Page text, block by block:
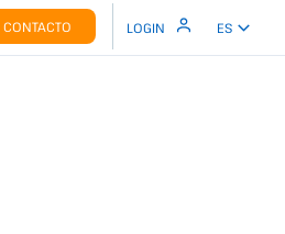
CONTACTO LOGIN ES